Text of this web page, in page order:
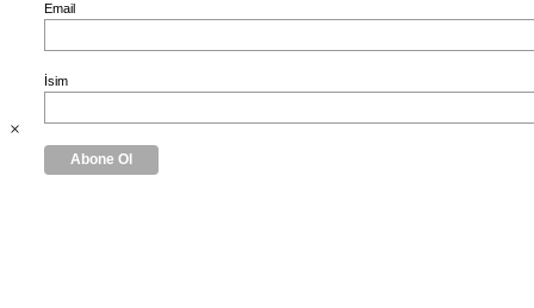
×
Email
İsim